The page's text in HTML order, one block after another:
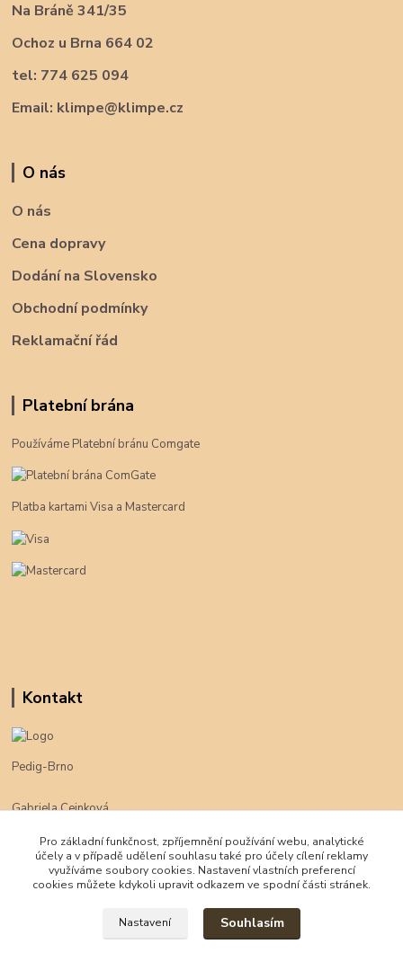
Na Bráně 341/35
Ochoz u Brna 664 02
tel: 774 625 094
Email: klimpe@klimpe.cz
O nás
O nás
Cena dopravy
Dodání na Slovensko
Obchodní podmínky
Reklamační řád
Platební brána
Používáme Platební bránu Comgate
Platba kartami Visa a Mastercard
Kontakt
Pedig-Brno
Gabriela Cejnková
klimpe@klimpe.cz
Pro základní funkčnost, zpříjemnění používání webu, analytické
účely a v případě udělení souhlasu také pro účely cílení reklamy
využíváme soubory cookies. Nastavení vlastních preferencí
cookies můžete kdykoli upravit odkazem ve spodní části stránek.
Nastavení Souhlasím